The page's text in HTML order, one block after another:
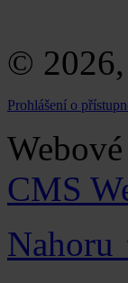
© 2026,
Prohlášení o
CMS
Nahoru